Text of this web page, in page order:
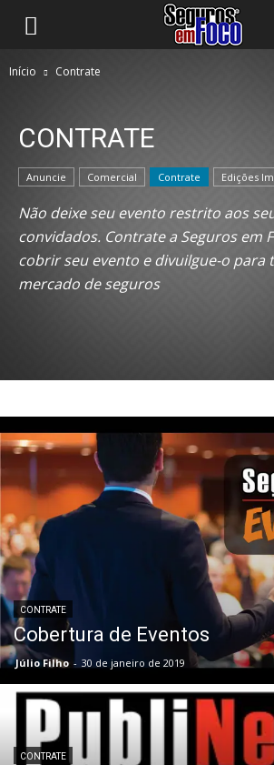
Início Contrate
CONTRATE
Anuncie Comercial Contrate Edições
Não deixe seu evento restrito aos
convidados. Contrate a Seguros em
cobrir seu evento e divuilgue-o para
mercado de seguros
CONTRATE
Cobertura de Eventos
Júlio Filho - 30 de janeiro de 2019
CONTRATE